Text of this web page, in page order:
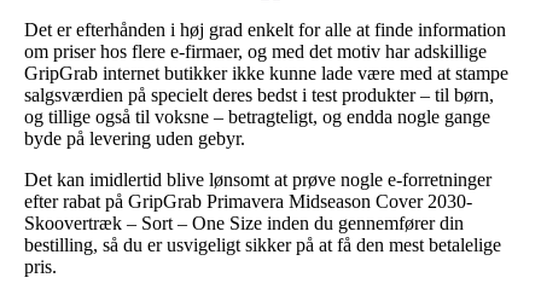
Det er efterhånden i høj grad enkelt for alle at finde information
om priser hos flere e-firmaer, og med det motiv har adskillige
GripGrab internet butikker ikke kunne lade være med at stampe
salgsværdien på specielt deres bedst i test produkter – til børn,
og tillige også til voksne – betragteligt, og endda nogle gange
byde på levering uden gebyr.
Det kan imidlertid blive lønsomt at prøve nogle e-forretninger
efter rabat på GripGrab Primavera Midseason Cover 2030-
Skoovertræk – Sort – One Size inden du gennemfører din
bestilling, så du er usvigeligt sikker på at få den mest betalelige
pris.